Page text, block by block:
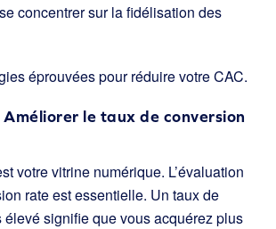
concentrer sur la fidélisation des
éprouvées pour réduire votre CAC.
le taux de conversion
votre vitrine numérique. L’évaluation
rate est essentielle. Un taux de
signifie que vous acquérez plus